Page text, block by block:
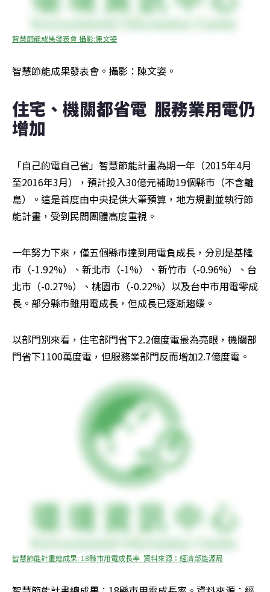
智慧節能成果發表會 攝影:陳文姿
智慧節能成果發表會。攝影：陳文姿。
住宅、機關都省電  服務業用電仍
增加
「自己的電自己省」智慧節能計畫為期一年（2015年4月
至2016年3月），預計投入30億元補助19個縣市（不含離
島）。這是首度由中央提供大筆預算，地方規劃並執行節
能計畫，受到民間團體高度重視。
一年努力下來，僅五個縣市達到用電負成長，分別是基隆
市（-1.92%）、新北市（-1%）、新竹市（-0.96%）、台
北市（-0.27%）、桃園市（-0.22%）以及台中市用電零成
長。部分縣市雖用電成長，但成長已逐漸趨緩。
以部門別來看，住宅部門省下2.2億度電最為亮眼，機關部
門省下1100萬度電，但服務業部門反而增加2.7億度電。
智慧節能計畫總成果: 18縣市用電成長率  資料來源：經濟部能源局